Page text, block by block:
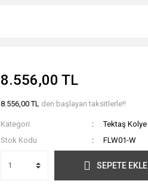
8.556,00 TL
8.556,00 TL den başlayan taksitlerle!!
Kategori
Tektaş Kolye
Stok Kodu
FLW01-W
SEPETE EKLE